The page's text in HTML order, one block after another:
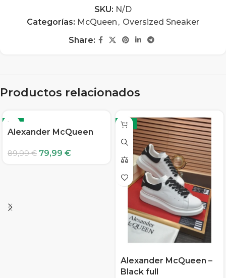
SKU: N/D
Categorías: McQueen , Oversized Sneaker
Share:
Productos relacionados
-11%
Alexander McQueen
89,99€ 79,99 €
-11%
Alexander McQueen –
Black full